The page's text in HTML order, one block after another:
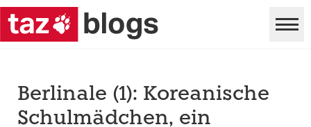
Berlinale (1): Koreanische
Schulmädchen, ein